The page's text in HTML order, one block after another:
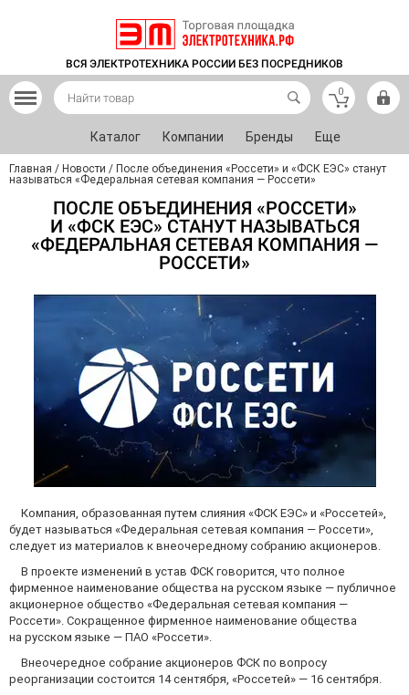
ВСЯ ЭЛЕКТРОТЕХНИКА РОССИИ БЕЗ ПОСРЕДНИКОВ
0
Каталог Компании Бренды Еще
Главная / Новости / После объединения «Россети» и «ФСК ЕЭС» станут
называться «Федеральная сетевая компания — Россети»
ПОСЛЕ ОБЪЕДИНЕНИЯ «РОССЕТИ»
И «ФСК ЕЭС» СТАНУТ НАЗЫВАТЬСЯ
«ФЕДЕРАЛЬНАЯ СЕТЕВАЯ КОМПАНИЯ —
РОССЕТИ»
Компания, образованная путем слияния «ФСК ЕЭС» и «Россетей»,
будет называться «Федеральная сетевая компания — Россети»,
следует из материалов к внеочередному собранию акционеров.
В проекте изменений в устав ФСК говорится, что полное
фирменное наименование общества на русском языке — публичное
акционерное общество «Федеральная сетевая компания —
Россети». Сокращенное фирменное наименование общества
на русском языке — ПАО «Россети».
Внеочередное собрание акционеров ФСК по вопросу
реорганизации состоится 14 сентября, «Россетей» — 16 сентября.